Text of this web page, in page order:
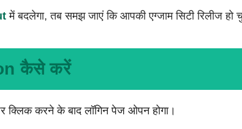
में बदलेगा, तब समझ जाएं कि आपकी एग्जाम सिटी रिलीज हो
कैसे करें
क्लिक करने के बाद लॉगिन पेज ओपन होगा।